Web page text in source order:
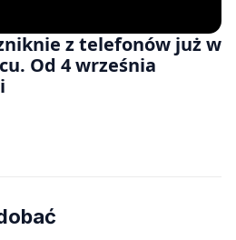
z telefonów już w
Od 4 września